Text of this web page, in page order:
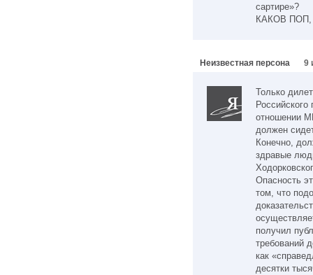
сартире»?
КАКОВ
Неизвестная персона 9
Только
отношении
должен
Конечно,
здравые
Опасность
том, что
получил
требований
как
десятки